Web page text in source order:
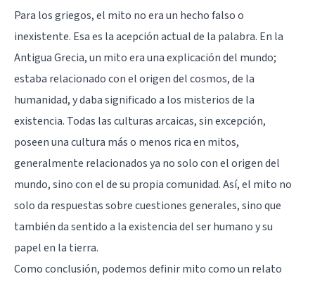
Para los griegos, el mito no era un hecho falso o
inexistente. Esa es la acepción actual de la palabra. En la
Antigua Grecia, un mito era una explicación del mundo;
estaba relacionado con el origen del cosmos, de la
humanidad, y daba significado a los misterios de la
existencia. Todas las culturas arcaicas, sin excepción,
poseen una cultura más o menos rica en mitos,
generalmente relacionados ya no solo con el origen del
mundo, sino con el de su propia comunidad. Así, el mito no
solo da respuestas sobre cuestiones generales, sino que
también da sentido a la existencia del ser humano y su
papel en la tierra.
Como conclusión, podemos definir mito como un relato